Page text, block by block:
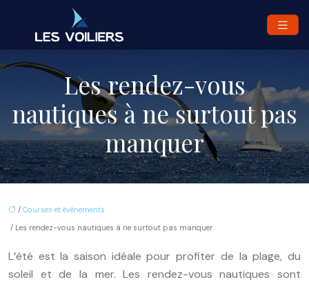
Les rendez-vous
nautiques à ne surtout pas
manquer
/ Courses et évènements
/ Les rendez-vous nautiques à ne surtout pas manquer
L’été est la saison idéale pour profiter de la plage, du
soleil et de la mer. Les rendez-vous nautiques sont